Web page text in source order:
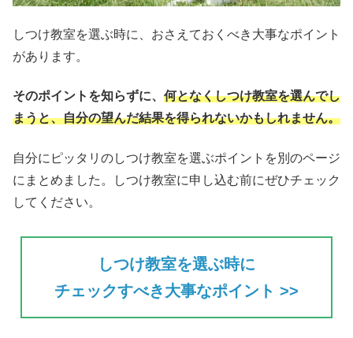
しつけ教室を選ぶ時に、おさえておくべき大事なポイント
があります。
そのポイントを知らずに、 何となくしつけ教室を選んでし
まうと、自分の望んだ結果を得られないかもしれません。
自分にピッタリのしつけ教室を選ぶポイントを別のページ
にまとめました。しつけ教室に申し込む前にぜひチェック
してください。
しつけ教室を選ぶ時に
チェックすべき大事なポイント >>